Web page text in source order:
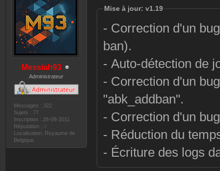
Messiah93
Administrateur
Messages : 322
Sujets : 77
Inscription : 28-08-2011
Réputation :
Localisation: Royaume de
Belgique
Mise à jour: v1.19
- Correction d'un
ban).
- Auto-détection de
- Correction d'un
"abk_addban".
- Correction d'un
- Réduction du
- Écriture des logs